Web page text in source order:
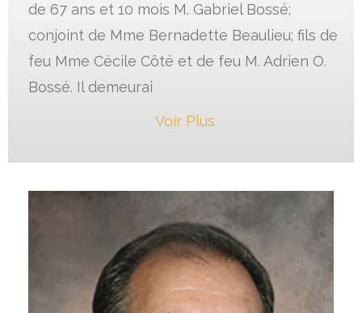
de 67 ans et 10 mois M. Gabriel Bossé;
conjoint de Mme Bernadette Beaulieu; fils de
feu Mme Cécile Côté et de feu M. Adrien O.
Bossé. Il demeurai
Voir Plus